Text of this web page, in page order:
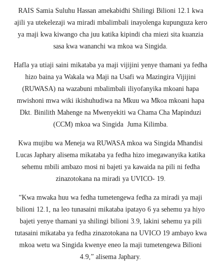
RAIS Samia Suluhu Hassan amekabidhi Shilingi Bilioni 12.1 kwa
ajili ya utekelezaji wa miradi mbalimbali inayolenga kupunguza kero
ya maji kwa kiwango cha juu katika kipindi cha miezi sita kuanzia
sasa kwa wananchi wa mkoa wa Singida.
Hafla ya utiaji saini mikataba ya maji vijijini yenye thamani ya fedha
hizo baina ya Wakala wa Maji na Usafi wa Mazingira Vijijini
(RUWASA) na wazabuni mbalimbali iliyofanyika mkoani hapa
mwishoni mwa wiki ikishuhudiwa na Mkuu wa Mkoa mkoani hapa
Dkt. Binilith Mahenge na Mwenyekiti wa Chama Cha Mapinduzi
(CCM) mkoa wa Singida Juma Kilimba.
Kwa mujibu wa Meneja wa RUWASA mkoa wa Singida Mhandisi
Lucas Japhary alisema mikataba ya fedha hizo imegawanyika katika
sehemu mbili ambazo mosi ni bajeti ya kawaida na pili ni fedha
zinazotokana na miradi ya UVICO- 19.
“Kwa mwaka huu wa fedha tumetengewa fedha za miradi ya maji
bilioni 12.1, na leo tunasaini mikataba ipatayo 6 ya sehemu ya hiyo
bajeti yenye thamani ya shilingi bilioni 3.9, lakini sehemu ya pili
tutasaini mikataba ya fedha zinazotokana na UVICO 19 ambayo kwa
mkoa wetu wa Singida kwenye eneo la maji tumetengewa Bilioni
4.9,” alisema Japhary.